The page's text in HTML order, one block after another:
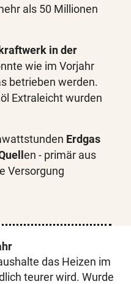
als 50 Millionen
in der
wie im Vorjahr
betrieben werden.
Extraleicht wurden
Erdgas
en - primär aus
Versorgung
das Heizen im
teurer wird. Wurde